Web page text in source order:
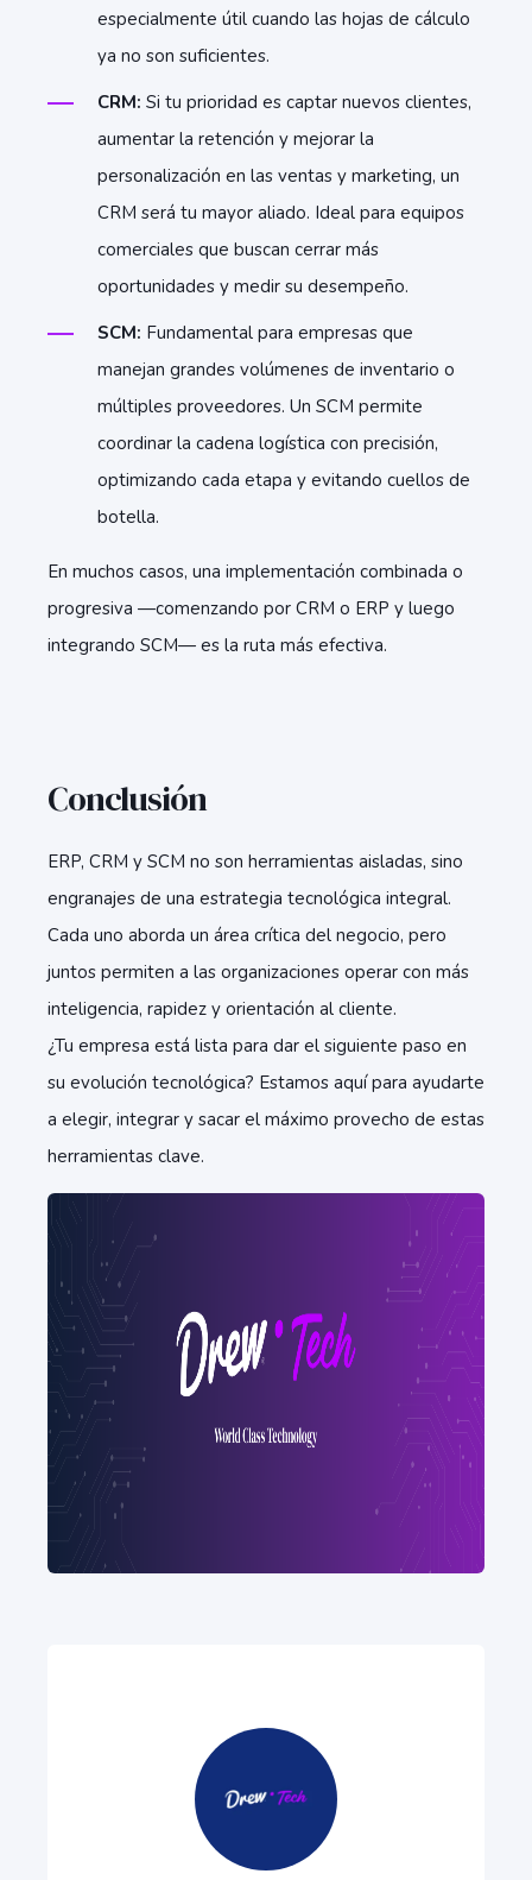
especialmente útil cuando las hojas de cálculo
ya no son suficientes.
CRM: Si tu prioridad es captar nuevos clientes,
aumentar la retención y mejorar la
personalización en las ventas y marketing, un
CRM será tu mayor aliado. Ideal para equipos
comerciales que buscan cerrar más
oportunidades y medir su desempeño.
SCM: Fundamental para empresas que
manejan grandes volúmenes de inventario o
múltiples proveedores. Un SCM permite
coordinar la cadena logística con precisión,
optimizando cada etapa y evitando cuellos de
botella.
En muchos casos, una implementación combinada o
progresiva —comenzando por CRM o ERP y luego
integrando SCM— es la ruta más efectiva.
Conclusión
ERP, CRM y SCM no son herramientas aisladas, sino
engranajes de una estrategia tecnológica integral.
Cada uno aborda un área crítica del negocio, pero
juntos permiten a las organizaciones operar con más
inteligencia, rapidez y orientación al cliente.
¿Tu empresa está lista para dar el siguiente paso en
su evolución tecnológica? Estamos aquí para ayudarte
a elegir, integrar y sacar el máximo provecho de estas
herramientas clave.